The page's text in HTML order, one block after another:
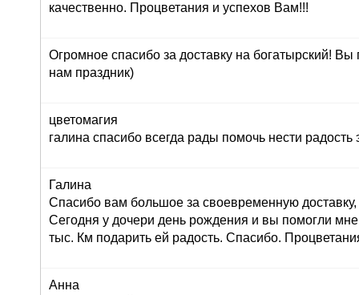
качественно. Процветания и успехов Вам!!!
Огромное спасибо за доставку на богатырский! Вы
нам праздник)
цветомагия
галина спасибо всегда рады помочь нести
Галина
Спасибо вам большое за своевременную доставку,
Сегодня у дочери день рождения и вы помогли
тыс. Км подарить ей радость. Спасибо.
Анна